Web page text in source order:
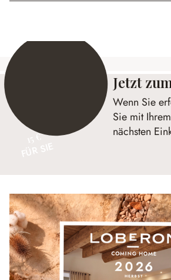
15 €
Jetzt
Wenn Sie
Sie mit
nächsten